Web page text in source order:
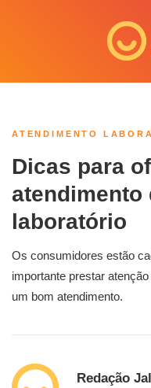
ATENDIMENTO
Dicas para
atendimento
laboratório
Os consumidores estão
importante prestar
um bom atendimento.
Redação
Juliana - Jalis